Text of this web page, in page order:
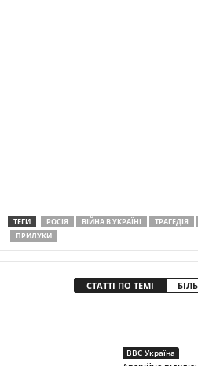
ТЕГИ РОСІЯ ВІЙНА В УКРАЇНІ ТРАГЕДІЯ
ПРИЛУКИ
СТАТТІ ПО ТЕМІ
BBC Україна